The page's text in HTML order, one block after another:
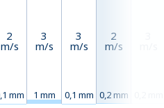
2
m/s
mm
3
m/s
1 mm
3
m/s
0,1 mm
2
m/s
0,2 mm